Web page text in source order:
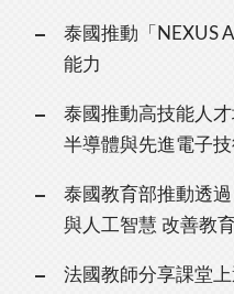
泰國推動「NEXUS
能力
泰國推動高技能人
半導體與先進電子技
泰國教育部推動透
與人工智慧 改善教
法國教師分享課堂